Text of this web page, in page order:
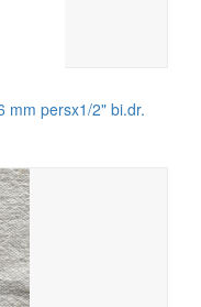
mm persx1/2" bi.dr.